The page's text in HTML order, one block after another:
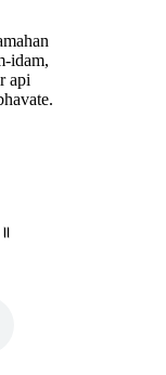
idam,
api